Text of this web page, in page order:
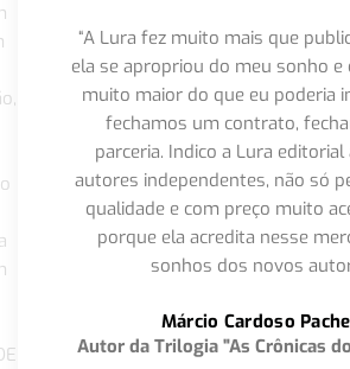
“A Lura fez muito mais que
ela se apropriou do meu sonho
muito maior do que eu poderia
fechamos um contrato,
parceria. Indico a Lura
autores independentes, não só
qualidade e com preço muito
porque ela acredita nesse
sonhos dos novos
Márcio Cardoso
Autor da Trilogia "As Crônicas